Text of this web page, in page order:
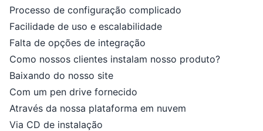
Processo de configuração complicado
Facilidade de uso e escalabilidade
Falta de opções de integração
Como nossos clientes instalam nosso produto?
Baixando do nosso site
Com um pen drive fornecido
Através da nossa plataforma em nuvem
Via CD de instalação